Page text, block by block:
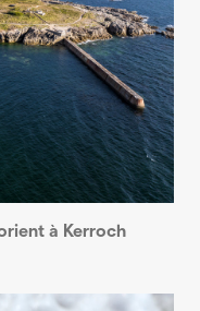
à Kerroch